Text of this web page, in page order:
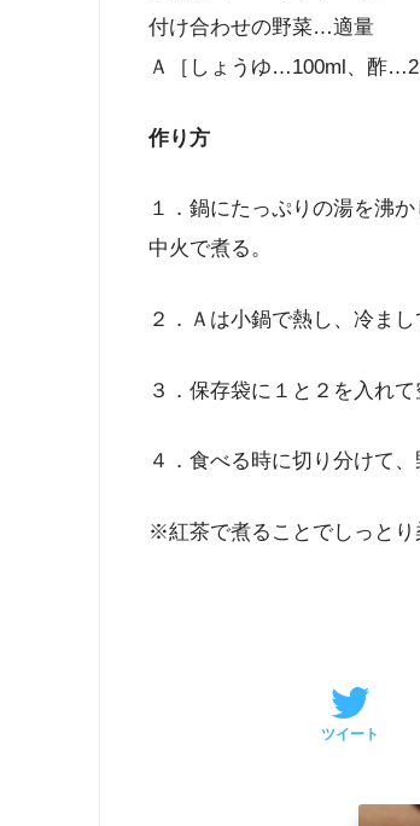
付け合わせの野菜…適量
Ａ［しょうゆ…100ml、酢
作り方
１．鍋にたっぷりの湯を沸
中火で煮る。
２．Ａは小鍋で熱し、冷まし
３．保存袋に１と２を入れ
４．食べる時に切り分けて
※紅茶で煮ることでしっと
ツイート